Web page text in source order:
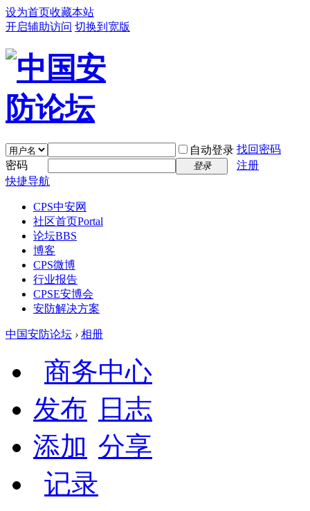
设为首页收藏本站
开启辅助访问 切换到宽版
自动登录 找回密码
密码
登录
注册
快捷导航
CPS中安网
社区首页Portal
论坛BBS
博客
CPS微博
行业报告
CPSE安博会
安防解决方案
中国安防论坛 › 相册
商务中心
发布
日志
添加 分享
记录